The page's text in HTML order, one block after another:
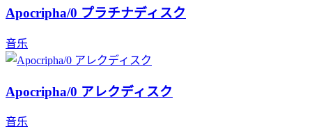
Apocripha/0 プラチナディスク
音乐
Apocripha/0 アレクディスク
音乐